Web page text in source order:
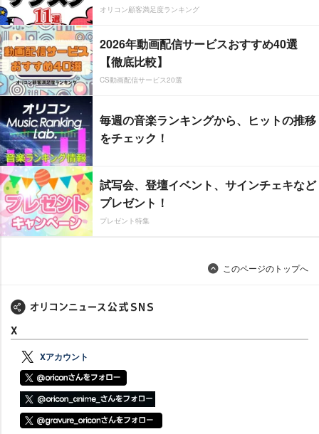
オリコン顧客満足度ランキング
2026年動画配信サービスおすすめ40選
【徹底比較】
CS動画配信サービス20選
毎週の音楽ランキングから、ヒットの推移
をチェック！
試写会、登壇イベント、サインチェキなど
プレゼント！
プレゼント特集
このページのトップへ
X
Xアカウント